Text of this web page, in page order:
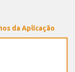
da Aplicação